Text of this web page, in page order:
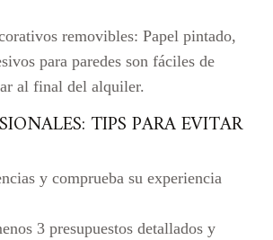
removibles: Papel pintado,
para paredes son fáciles de
al final del alquiler.
TIPS PARA EVITAR
y comprueba su experiencia
3 presupuestos detallados y